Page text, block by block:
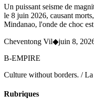
Un puissant seisme de
le 8 juin 2026, causant
Mindanao, l'onde de choc
Cheventong Vil◆juin 8,
B-EMPIRE
Culture without borders. /
Rubriques